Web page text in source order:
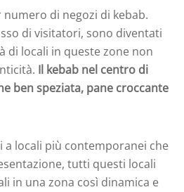
di negozi di kebab.
di visitatori, sono diventati
di locali in queste zone non
Il kebab nel centro di
ben speziata, pane croccante
locali più contemporanei che
tutti questi locali
in una zona così dinamica e